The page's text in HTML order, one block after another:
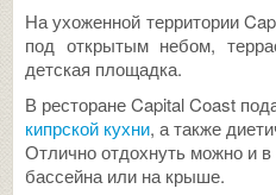
На ухоженной территории
под открытым небом,
детская площадка.
В ресторане Capital Coast
кипрской кухни, а также
Отлично отдохнуть можно и
бассейна или на крыше.